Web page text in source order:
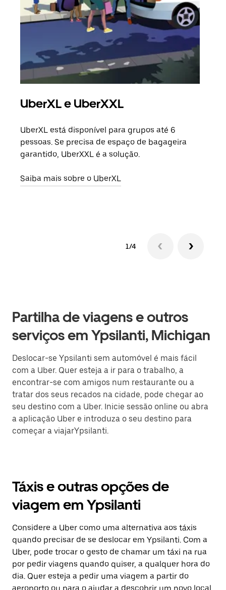
UberXL e UberXXL
UberXL está disponível para grupos até 6
pessoas. Se precisa de espaço de bagageira
garantido, UberXXL é a solução.
Saiba mais sobre o UberXL
1/4
Partilha de viagens e outros
serviços em Ypsilanti, Michigan
Deslocar-se Ypsilanti sem automóvel é mais fácil
com a Uber. Quer esteja a ir para o trabalho, a
encontrar-se com amigos num restaurante ou a
tratar dos seus recados na cidade, pode chegar ao
seu destino com a Uber. Inicie sessão online ou abra
a aplicação Uber e introduza o seu destino para
começar a viajarYpsilanti.
Táxis e outras opções de
viagem em Ypsilanti
Considere a Uber como uma alternativa aos táxis
quando precisar de se deslocar em Ypsilanti. Com a
Uber, pode trocar o gesto de chamar um táxi na rua
por pedir viagens quando quiser, a qualquer hora do
dia. Quer esteja a pedir uma viagem a partir do